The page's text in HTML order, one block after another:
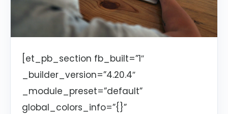
[et_pb_section fb_built=”1″
_builder_version=”4.20.4″
_module_preset=”default”
global_colors_info=”{}”